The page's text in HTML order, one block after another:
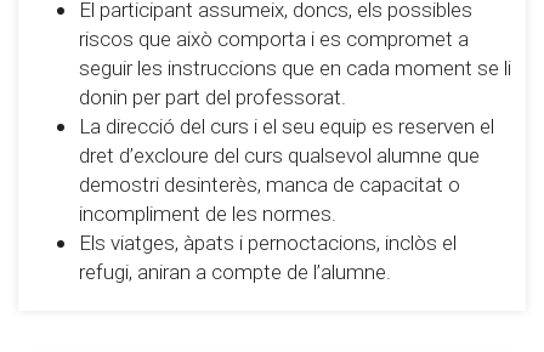
El participant assumeix, doncs, els possibles
riscos que això comporta i es compromet a
seguir les instruccions que en cada moment se li
donin per part del professorat.
La direcció del curs i el seu equip es reserven el
dret d’excloure del curs qualsevol alumne que
demostri desinterès, manca de capacitat o
incompliment de les normes.
Els viatges, àpats i pernoctacions, inclòs el
refugi, aniran a compte de l’alumne.